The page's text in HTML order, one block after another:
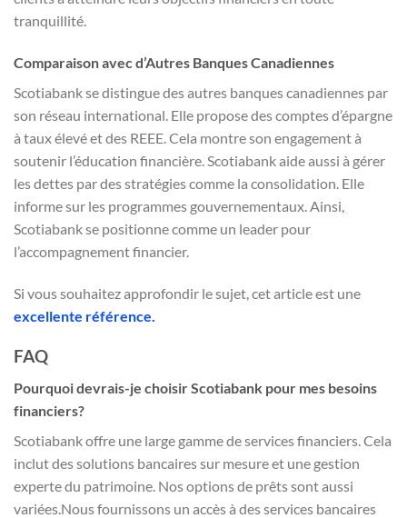
tranquillité.
Comparaison avec d’Autres Banques Canadiennes
Scotiabank se distingue des autres banques canadiennes par
son réseau international. Elle propose des comptes d’épargne
à taux élevé et des REEE. Cela montre son engagement à
soutenir l’éducation financière. Scotiabank aide aussi à gérer
les dettes par des stratégies comme la consolidation. Elle
informe sur les programmes gouvernementaux. Ainsi,
Scotiabank se positionne comme un leader pour
l’accompagnement financier.
Si vous souhaitez approfondir le sujet, cet article est une
excellente référence.
FAQ
Pourquoi devrais-je choisir Scotiabank pour mes besoins
financiers?
Scotiabank offre une large gamme de services financiers. Cela
inclut des solutions bancaires sur mesure et une gestion
experte du patrimoine. Nos options de prêts sont aussi
variées.Nous fournissons un accès à des services bancaires